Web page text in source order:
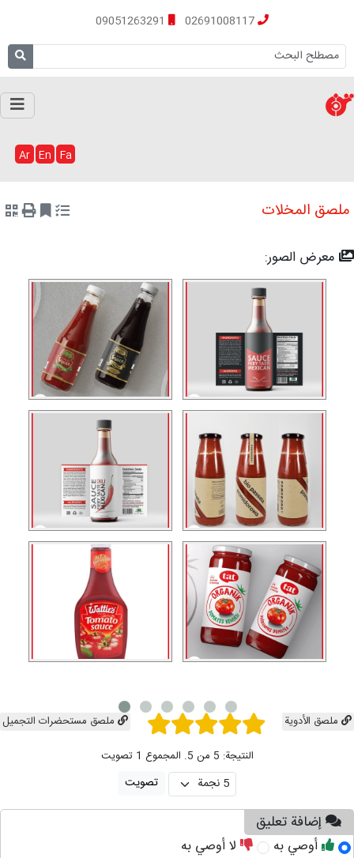
02691008117
09051263291
Ar En Fa
ملصق المخلات
معرض الصور:
ملصق الأدوية
ملصق مستحضرات التجمیل
النتيجة: 5 من 5. المجموع 1 تصويت
إضافة تعليق
أوصي به لا أوصي به